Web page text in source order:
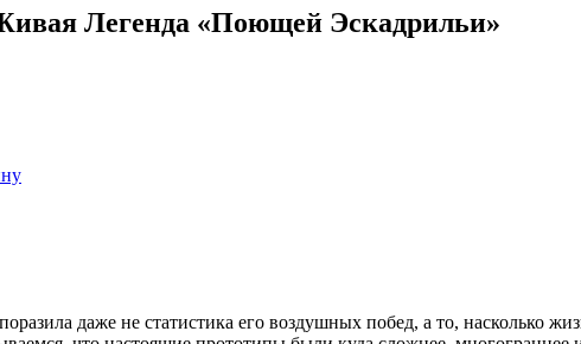
Легенда «Поющей Эскадрильи»
даже не статистика его воздушных побед, а то, насколько